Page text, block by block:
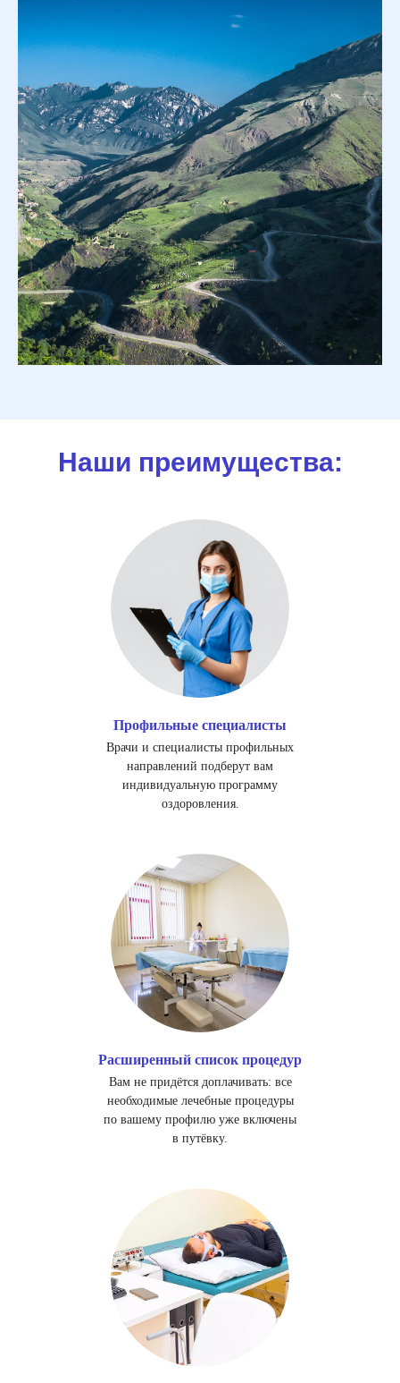
Наши преимущества:
Профильные специалисты
Врачи и специалисты профильных
направлений подберут вам
индивидуальную программу
оздоровления.
Расширенный список процедур
Вам не придётся доплачивать: все
необходимые лечебные процедуры
по вашему профилю уже включены
в путёвку.